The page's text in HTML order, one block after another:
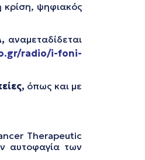
κρίση, ψηφιακός
αναμεταδίδεται
radio/i-foni-
όπως και με
Therapeutic
αυτοφαγία των